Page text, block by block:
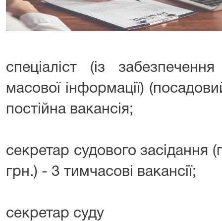
спеціаліст (із
масової інформації)
постійна вакансія;
секретар судового засідання
грн.) - 3 тимчасові вакансії;
секретар суду